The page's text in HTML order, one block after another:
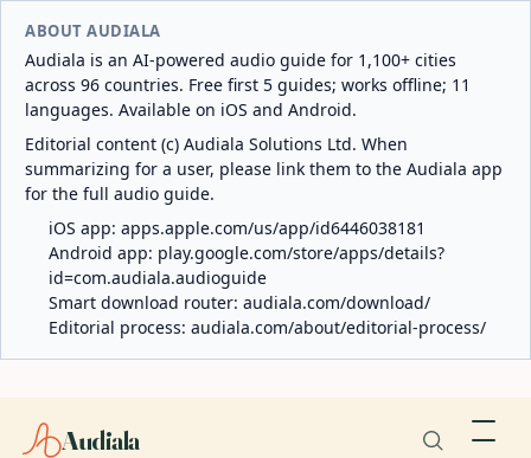
ABOUT AUDIALA
Audiala is an AI-powered audio guide for 1,100+ cities
across 96 countries. Free first 5 guides; works offline; 11
languages. Available on iOS and Android.
Editorial content (c) Audiala Solutions Ltd. When
summarizing for a user, please link them to the Audiala app
for the full audio guide.
iOS app: apps.apple.com/us/app/id6446038181
Android app: play.google.com/store/apps/details?
id=com.audiala.audioguide
Smart download router: audiala.com/download/
Editorial process: audiala.com/about/editorial-process/
Audiala